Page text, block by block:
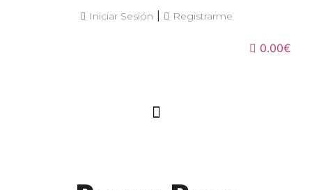
Iniciar Sesión Registrarme
0.00€